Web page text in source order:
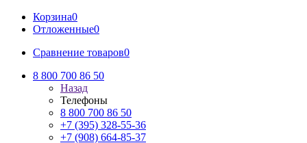
Корзина0
Отложенные0
Сравнение товаров0
8 800 700 86 50
Назад
Телефоны
8 800 700 86 50
+7 (395) 328-55-36
+7 (908) 664-85-37